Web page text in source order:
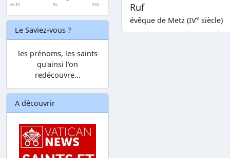
Le Saviez-vous ?
les prénoms, les saints
qu'ainsi l'on
redécouvre...
A découvrir
Ruf
évêque de Metz (IVe siècle)